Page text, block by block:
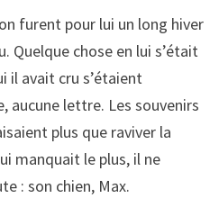
furent pour lui un long hiver
Quelque chose en lui s’était
il avait cru s’étaient
aucune lettre. Les souvenirs
plus que raviver la
manquait le plus, il ne
: son chien, Max.